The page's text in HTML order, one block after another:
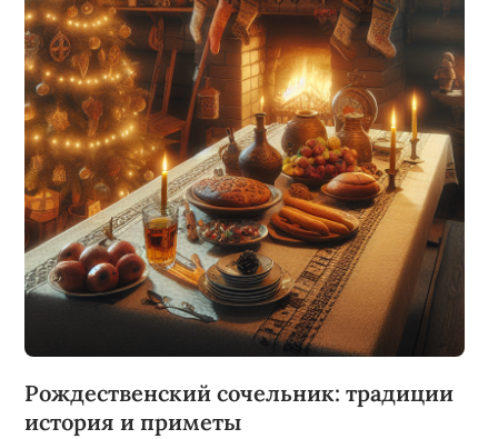
Рождественский сочельник: традиции
история и приметы